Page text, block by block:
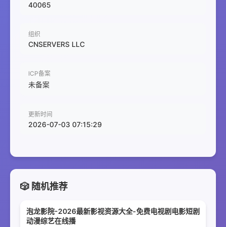
40065
组织
CNSERVERS LLC
ICP备案
未备案
更新时间
2026-07-03 07:15:29
🎲 随机推荐
泡龙影院-2026最新影视资源大全-免费电视剧电影短剧
动漫综艺在线播